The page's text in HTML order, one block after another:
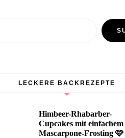
LECKERE BACKREZEPTE
Himbeer-Rhabarber-
Cupcakes mit einfachem
Mascarpone-Frosting 🩷